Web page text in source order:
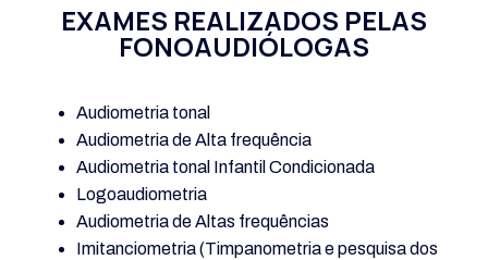
EXAMES REALIZADOS PELAS
FONOAUDIÓLOGAS
Audiometria tonal
Audiometria de Alta frequência
Audiometria tonal Infantil Condicionada
Logoaudiometria
Audiometria de Altas frequências
Imitanciometria (Timpanometria e pesquisa dos